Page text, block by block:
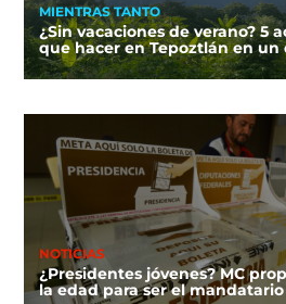
MIENTRAS TANTO
¿Sin vacaciones de verano? 5
que hacer en Tepoztlán en un
NOTICIAS
¿Presidentes jóvenes? MC
la edad para ser el